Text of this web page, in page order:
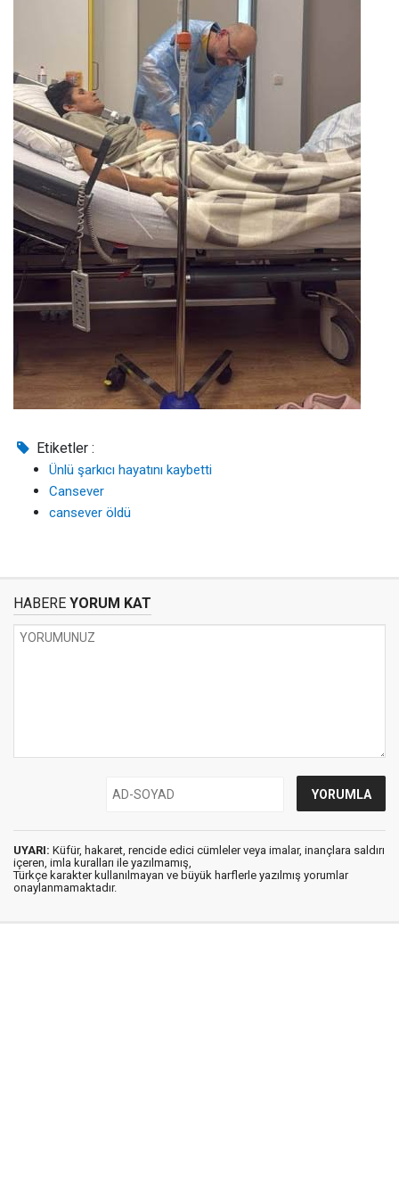
Etiketler :
Ünlü şarkıcı hayatını kaybetti
Cansever
cansever öldü
HABERE YORUM KAT
UYARI: Küfür, hakaret, rencide edici cümleler veya imalar, inançlara saldırı
içeren, imla kuralları ile yazılmamış,
Türkçe karakter kullanılmayan ve büyük harflerle yazılmış yorumlar
onaylanmamaktadır.